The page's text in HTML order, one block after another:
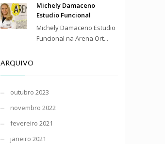
Michely Damaceno
Estudio Funcional
Michely Damaceno Estudio
Funcional na Arena Ort...
ARQUIVO
outubro 2023
novembro 2022
fevereiro 2021
janeiro 2021